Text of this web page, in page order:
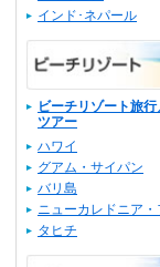
インド･ネパール
ビーチリゾート旅
ツアー
ハワイ
グアム・サイパン
バリ島
ニューカレドニア・
タヒチ